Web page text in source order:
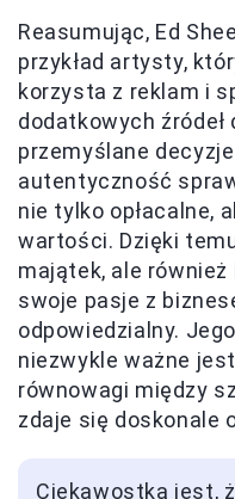
Reasumując, Ed
przykład artysty,
korzysta z reklam i
dodatkowych źródeł
przemyślane
autentyczność
nie tylko opłacalne,
wartości. Dzięki
majątek, ale również
swoje pasje z
odpowiedzialny.
niezwykle ważne
równowagi między
zdaje się doskonale
Ciekawostką jest,